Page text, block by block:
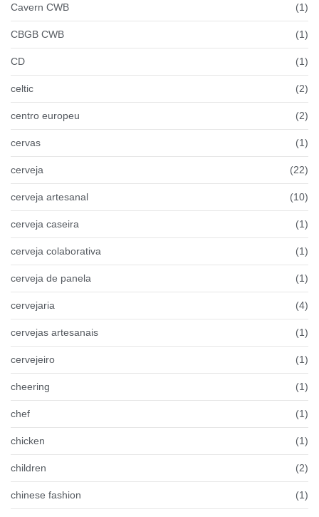
Cavern CWB (1)
CBGB CWB (1)
CD (1)
celtic (2)
centro europeu (2)
cervas (1)
cerveja (22)
cerveja artesanal (10)
cerveja caseira (1)
cerveja colaborativa (1)
cerveja de panela (1)
cervejaria (4)
cervejas artesanais (1)
cervejeiro (1)
cheering (1)
chef (1)
chicken (1)
children (2)
chinese fashion (1)